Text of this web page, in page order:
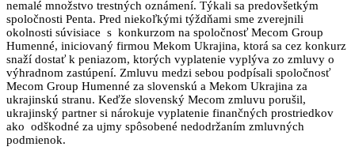
nemalé množstvo trestných oznámení. Týkali sa predovšetkým
spoločnosti Penta. Pred niekoľkými týždňami sme zverejnili
okolnosti súvisiace s konkurzom na spoločnosť Mecom Group
Humenné, iniciovaný firmou Mekom Ukrajina, ktorá sa cez konkurz
snaží dostať k peniazom, ktorých vyplatenie vyplýva zo zmluvy o
výhradnom zastúpení. Zmluvu medzi sebou podpísali spoločnosť
Mecom Group Humenné za slovenskú a Mekom Ukrajina za
ukrajinskú stranu. Keďže slovenský Mecom zmluvu porušil,
ukrajinský partner si nárokuje vyplatenie finančných prostriedkov
ako odškodné za ujmy spôsobené nedodržaním zmluvných
podmienok.